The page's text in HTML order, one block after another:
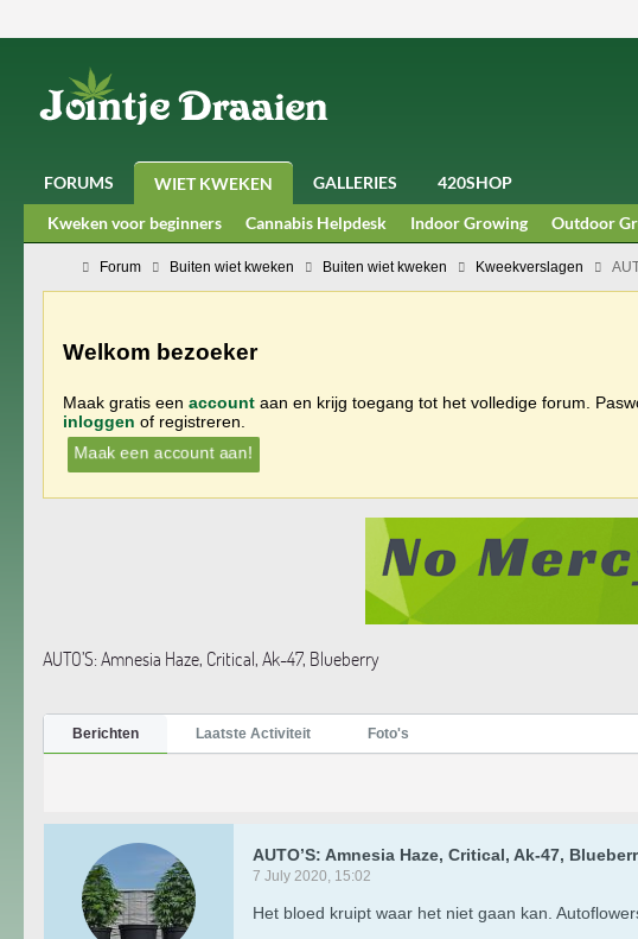
FORUMS WIET KWEKEN GALLERIES
420SHOP
Kweken voor beginners
Cannabis Helpdesk Indoor Growing Outdoor
Forum Buiten wiet kweken Buiten wiet kweken Kweekverslagen
Welkom bezoeker
Maak gratis een account aan en krijg toegang tot het volledige forum.
inloggen of registreren.
Maak een account aan!
AUTO’S: Amnesia Haze, Critical, Ak-47, Blueberry
Berichten Laatste Activiteit Foto's
AUTO’S: Amnesia Haze, Critical, Ak-47,
7 July 2020, 15:02
Het bloed kruipt waar het niet gaan kan.